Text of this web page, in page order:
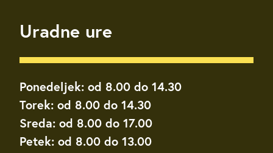
Uradne ure
Ponedeljek: od 8.00 do 14.30
Torek: od 8.00 do 14.30
Sreda: od 8.00 do 17.00
Petek: od 8.00 do 13.00